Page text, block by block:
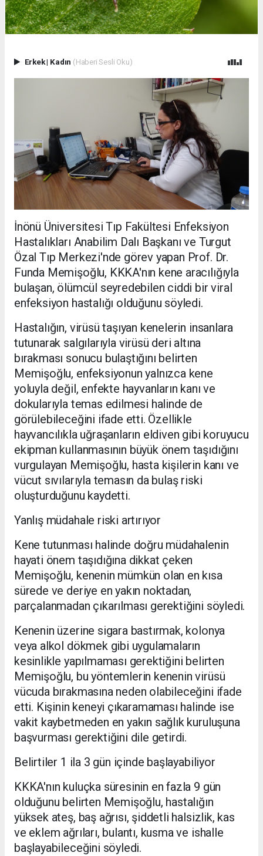
Erkek| Kadın (Haberi Sesli Oku)
İnönü Üniversitesi Tıp Fakültesi Enfeksiyon
Hastalıkları Anabilim Dalı Başkanı ve Turgut
Özal Tıp Merkezi'nde görev yapan Prof. Dr.
Funda Memişoğlu, KKKA'nın kene aracılığıyla
bulaşan, ölümcül seyredebilen ciddi bir viral
enfeksiyon hastalığı olduğunu söyledi.
Hastalığın, virüsü taşıyan kenelerin insanlara
tutunarak salgılarıyla virüsü deri altına
bırakması sonucu bulaştığını belirten
Memişoğlu, enfeksiyonun yalnızca kene
yoluyla değil, enfekte hayvanların kanı ve
dokularıyla temas edilmesi halinde de
görülebileceğini ifade etti. Özellikle
hayvancılıkla uğraşanların eldiven gibi koruyucu
ekipman kullanmasının büyük önem taşıdığını
vurgulayan Memişoğlu, hasta kişilerin kanı ve
vücut sıvılarıyla temasın da bulaş riski
oluşturduğunu kaydetti.
Yanlış müdahale riski artırıyor
Kene tutunması halinde doğru müdahalenin
hayati önem taşıdığına dikkat çeken
Memişoğlu, kenenin mümkün olan en kısa
sürede ve deriye en yakın noktadan,
parçalanmadan çıkarılması gerektiğini söyledi.
Kenenin üzerine sigara bastırmak, kolonya
veya alkol dökmek gibi uygulamaların
kesinlikle yapılmaması gerektiğini belirten
Memişoğlu, bu yöntemlerin kenenin virüsü
vücuda bırakmasına neden olabileceğini ifade
etti. Kişinin keneyi çıkaramaması halinde ise
vakit kaybetmeden en yakın sağlık kuruluşuna
başvurması gerektiğini dile getirdi.
Belirtiler 1 ila 3 gün içinde başlayabiliyor
KKKA'nın kuluçka süresinin en fazla 9 gün
olduğunu belirten Memişoğlu, hastalığın
yüksek ateş, baş ağrısı, şiddetli halsizlik, kas
ve eklem ağrıları, bulantı, kusma ve ishalle
başlayabileceğini söyledi.